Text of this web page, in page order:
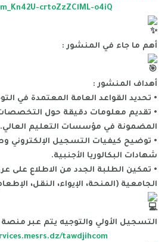
crtoZzZClML-o4iQ
أهم ما جاء في المنشور :
أهداف المنشور :
• تحديد القواعد العامة المعتمدة في
• تقديم معلومات دقيقة حول التخصصات
المضمونة في مؤسسات التعليم العالي.
• توضيح كيفيات التسجيل الإلكتروني
شهادات البكالوريا الأجنبية.
• تمكين الطلبة الجدد من الاطلاع على
الجامعية (المنحة، الإيواء، النقل،
التسجيل الأولي والتوجيه يتم عبر
tawdjihcom